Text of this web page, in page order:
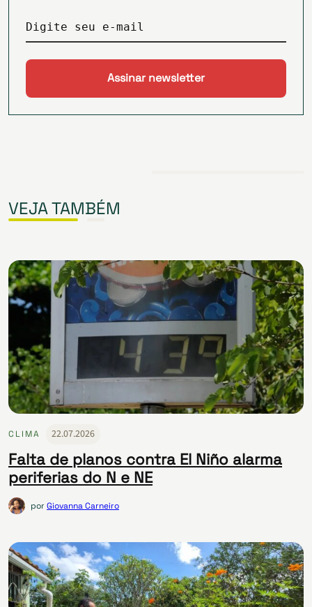
Digite seu e-mail
VEJA TAMBÉM
CLIMA 22.07.2026
Falta de planos contra El Niño alarma
periferias do N e NE
porGiovanna Carneiro